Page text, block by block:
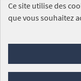
SITE
Conditions
Ce site utilise des
que vous souhaitez